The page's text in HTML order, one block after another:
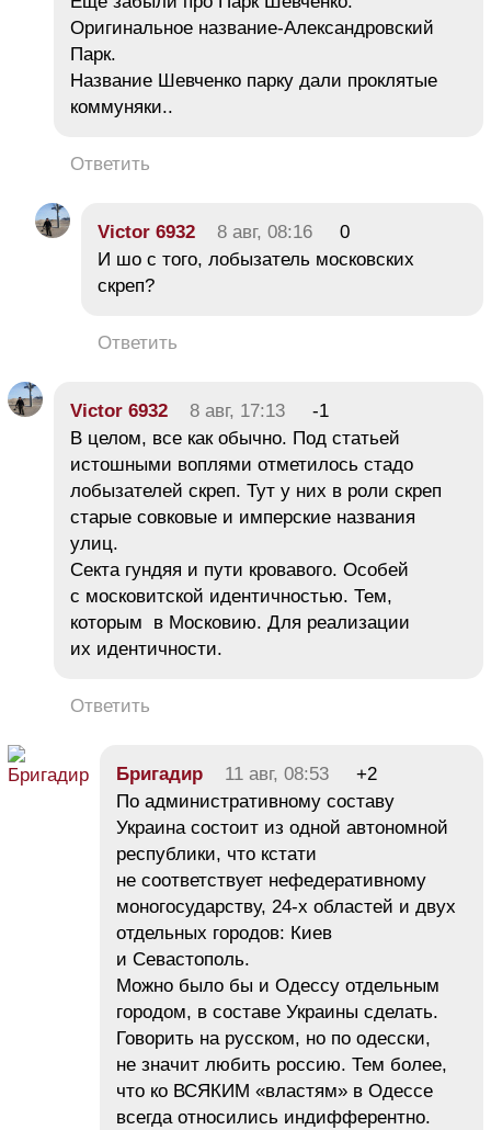
Оригинальное название-Александровский
Парк.
Название Шевченко парку дали проклятые
коммуняки..
Ответить
Victor 6932 8 авг, 08:16
0
И шо с того, лобызатель московских
скреп?
Ответить
Victor 6932 8 авг, 17:13
-1
В целом, все как обычно. Под статьей
истошными воплями отметилось стадо
лобызателей скреп. Тут у них в роли скреп
старые совковые и имперские названия
улиц.
Сектa гундяя и пути кровавого. Особей
с московитской идентичностью. Тем,
которым в Московию. Для реализации
их идентичности.
Ответить
Бригадир 11 авг, 08:53
+2
По административному составу
Украина состоит из одной автономной
республики, что кстати
не соответствует нефедеративному
моногосударству, 24-х областей и двух
отдельных городов: Киев
и Севастополь.
Можно было бы и Одессу отдельным
городом, в составе Украины сделать.
Говорить на русском, но по одесски,
не значит любить россию. Тем более,
что ко ВСЯКИМ «властям» в Одессе
всегда относились индифферентно.